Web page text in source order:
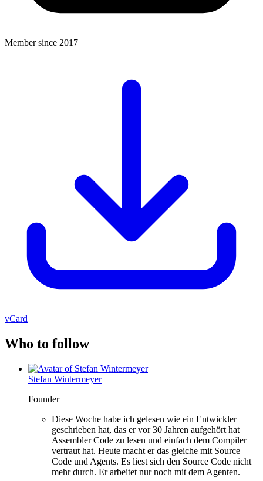
Member since 2017
vCard
Who to follow
Stefan Wintermeyer
Founder
Diese Woche habe ich gelesen wie ein Entwickler
geschrieben hat, das er vor 30 Jahren aufgehört hat
Assembler Code zu lesen und einfach dem Compiler
vertraut hat. Heute macht er das gleiche mit Source
Code und Agents. Es liest sich den Source Code nicht
mehr durch. Er arbeitet nur noch mit dem Agenten.